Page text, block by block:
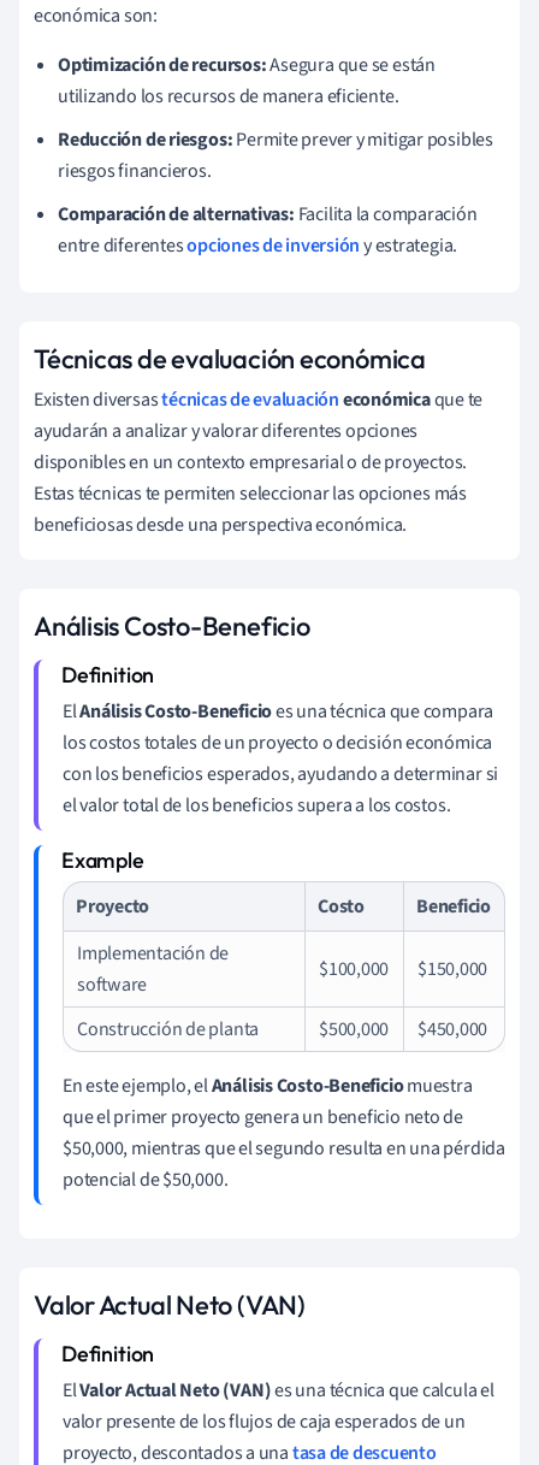
económica son:
Optimización de recursos:Asegura que se están
utilizando los recursos de manera eficiente.
Reducción de riesgos:Permite prever y mitigar posibles
riesgos financieros.
Comparación de alternativas: Facilita la comparación
entre diferentesopciones de inversióny estrategia.
Técnicas de evaluación económica
Existen diversastécnicas de evaluacióneconómicaque te
ayudarán a analizar y valorar diferentes opciones
disponibles en un contexto empresarial o de proyectos.
Estas técnicas te permiten seleccionar las opciones más
beneficiosas desde una perspectiva económica.
Análisis Costo-Beneficio
ElAnálisis Costo-Beneficioes una técnica que compara
los costos totales de un proyecto o decisión económica
con los beneficios esperados, ayudando a determinar si
el valor total de los beneficios supera a los costos.
Proyecto Costo
Beneficio
Implementación de
software
$100,000 $150,000
Construcción de planta $500,000 $450,000
En este ejemplo, elAnálisis Costo-Beneficiomuestra
que el primer proyecto genera un beneficio neto de
$50,000, mientras que el segundo resulta en una pérdida
potencial de $50,000.
Valor Actual Neto (VAN)
ElValor Actual Neto (VAN)es una técnica que calcula el
valor presente de los flujos de caja esperados de un
proyecto, descontados a unatasa de descuento